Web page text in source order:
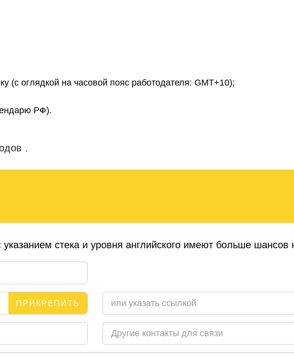
(с оглядкой на часовой пояс работодателя: GMT+10);
РФ).
.
стека и уровня английского имеют больше
ПРИКРЕПИТЬ